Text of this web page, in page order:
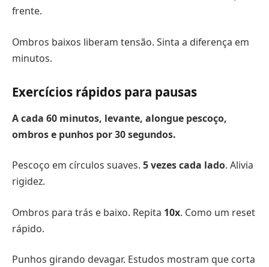
frente.
Ombros baixos liberam tensão. Sinta a diferença em
minutos.
Exercícios rápidos para pausas
A cada 60 minutos, levante, alongue pescoço,
ombros e punhos por 30 segundos.
Pescoço em círculos suaves. 5 vezes cada lado. Alivia
rigidez.
Ombros para trás e baixo. Repita 10x. Como um reset
rápido.
Punhos girando devagar. Estudos mostram que corta